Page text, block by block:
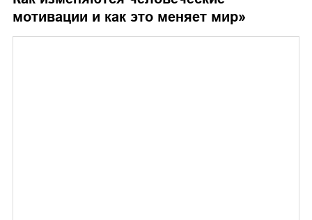
мотивации и как это меняет мир»